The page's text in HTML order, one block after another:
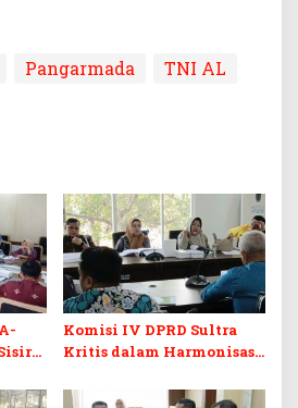
Pangarmada TNI AL
Komisi IV DPRD Sultra
Kritis dalam Harmonisasi
Perubahan APBD 2026